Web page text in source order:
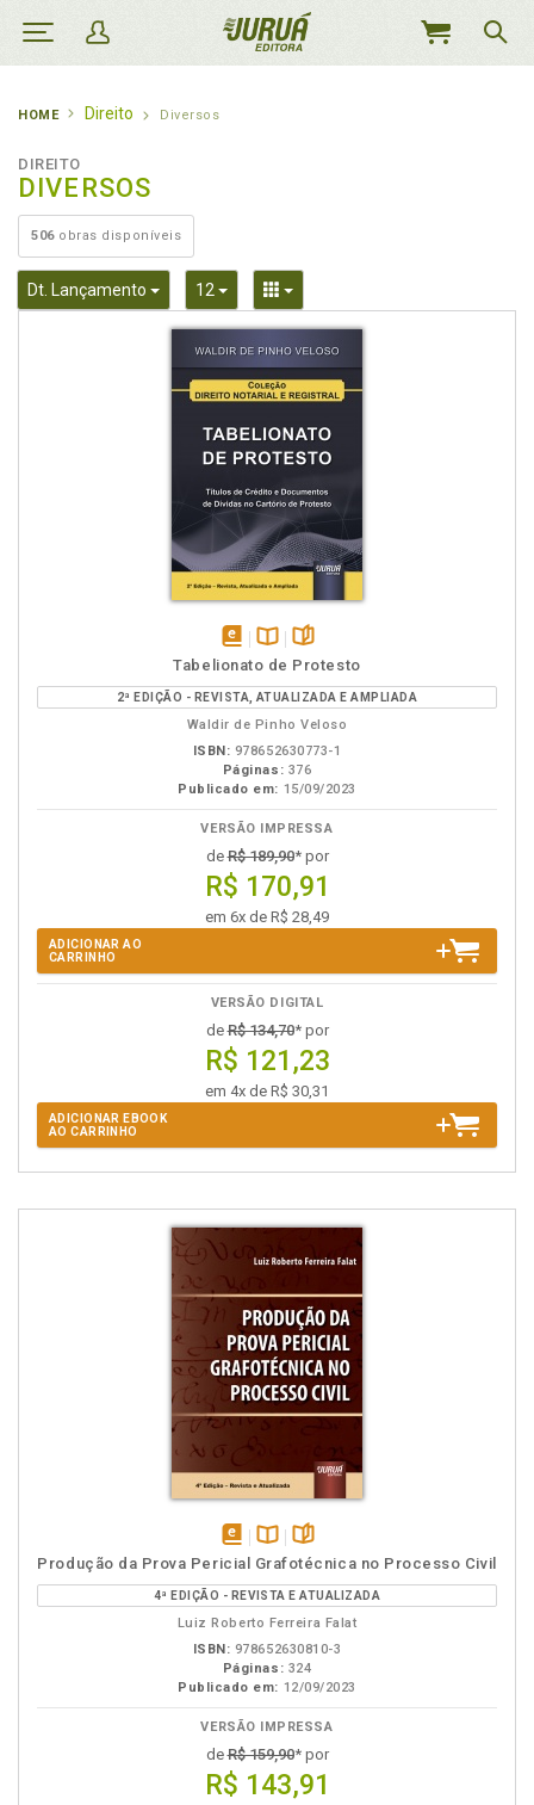
MEU
HOME Direito Diversos
DIREITO
DIVERSOS
506obras disponíveis
Dt. Lançamento Toggle Dropdown
12 Toggle DropdownToggle Dropdown
disponível
em
eBook
Disponível
na
B.V.
páginas
Tabelionato de Protesto
2ª EDIÇÃO - REVISTA, ATUALIZADA E AMPLIADA
Waldir de Pinho Veloso
ISBN: 978652630773-1
Páginas: 376
Publicado em: 15/09/2023
VERSÃO IMPRESSA
deR$ 189,90* por
R$ 170,91
em 6x de R$ 28,49
ADICIONAR AO
CARRINHO
VERSÃO DIGITAL
deR$ 134,70* por
R$ 121,23
em 4x de R$ 30,31
ADICIONAR EBOOK
AO CARRINHO
disponível
em
eBook
Disponível
na
B.V.
páginas
Produção da Prova Pericial Grafotécnica no Processo Civil
4ª EDIÇÃO - REVISTA E ATUALIZADA
Luiz Roberto Ferreira Falat
ISBN: 978652630810-3
Páginas: 324
Publicado em: 12/09/2023
VERSÃO IMPRESSA
deR$ 159,90* por
R$ 143,91